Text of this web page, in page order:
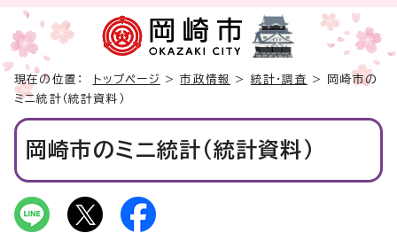
現在の位置： トップページ >市政情報 > 統計・調査
> 岡崎市の
ミニ統計（統計資料）
岡崎市のミニ統計（統計資料）